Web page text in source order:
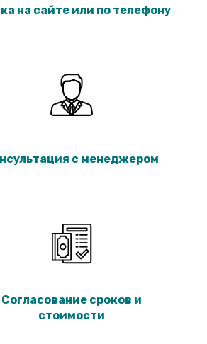
на сайте или по телефону
с менеджером
Согласование сроков и
стоимости